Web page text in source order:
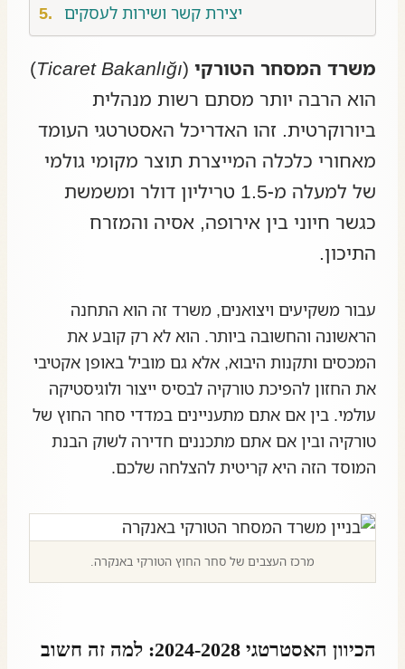
יצירת קשר ושירות לעסקים
משרד המסחר הטורקי (
Ticaret Bakanlığı
)
הוא הרבה יותר מסתם רשות מנהלית
ביורוקרטית. זהו האדריכל האסטרטגי העומד
מאחורי כלכלה המייצרת תוצר מקומי גולמי
של למעלה מ-1.5 טריליון דולר ומשמשת
כגשר חיוני בין אירופה, אסיה והמזרח
התיכון.
עבור משקיעים ויצואנים, משרד זה הוא התחנה
הראשונה והחשובה ביותר. הוא לא רק קובע את
המכסים ותקנות היבוא, אלא גם מוביל באופן אקטיבי
את החזון להפיכת טורקיה לבסיס ייצור ולוגיסטיקה
עולמי. בין אם אתם מתעניינים במדדי סחר החוץ של
טורקיה ובין אם אתם מתכננים חדירה לשוק הבנת
המוסד הזה היא קריטית להצלחה שלכם.
מרכז העצבים של סחר החוץ הטורקי באנקרה.
הכיוון האסטרטגי 2024-2028: למה זה חשוב